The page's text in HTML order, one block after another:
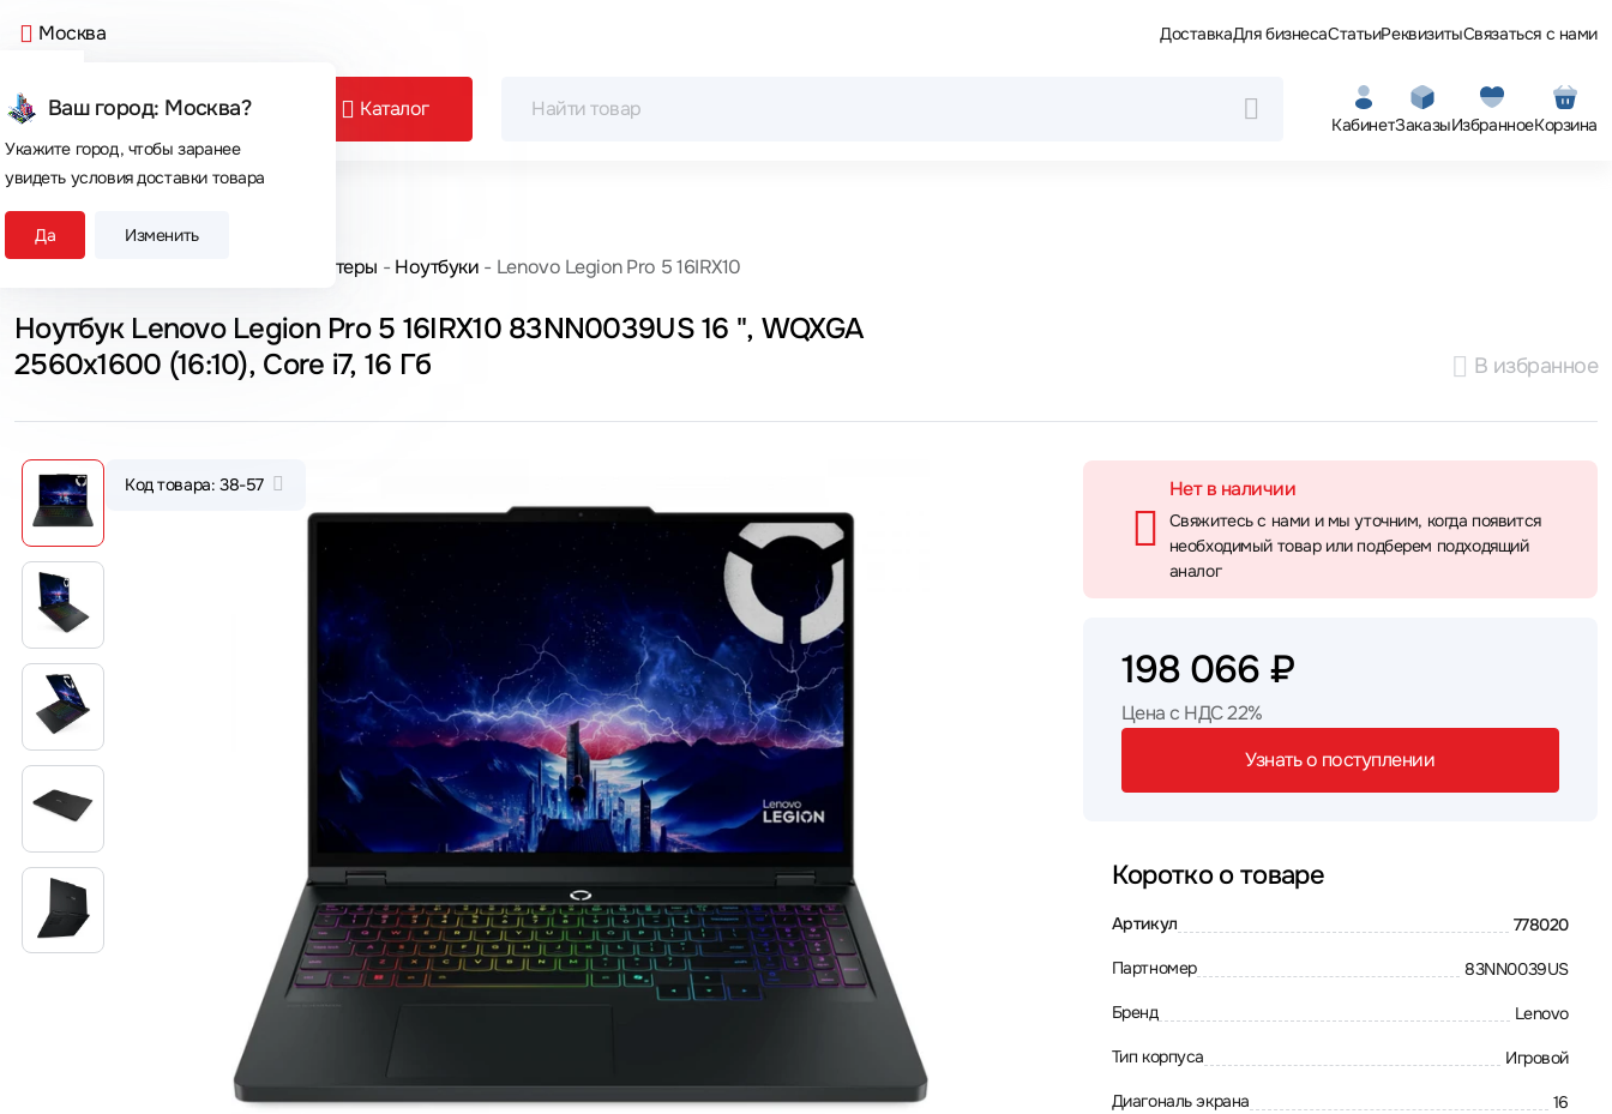
Москва
Ваш город: Москва?
Укажите город, чтобы заранее
увидеть условия доставки товара
Да Изменить
ДоставкаДля бизнесаСтатьиРеквизитыСвязаться с нами
Каталог
КабинетЗаказыИзбранноеКорзина
Сегодня покупают
Главная Компьютеры Ноутбуки Lenovo Legion Pro 5 16IRX10
Ноутбук Lenovo Legion Pro 5 16IRX10 83NN0039US 16 ", WQXGA
2560x1600 (16:10), Core i7, 16 Гб
В избранное
Код товара: 38-57 Нет в наличии
Свяжитесь с нами и мы уточним, когда появится
необходимый товар или подберем подходящий
аналог
198 066 ₽
Цена с НДС 22%
Узнать о поступлении
Коротко о товаре
Артикул 778020
Партномер 83NN0039US
Бренд Lenovo
Тип корпуса Игровой
Диагональ экрана 16